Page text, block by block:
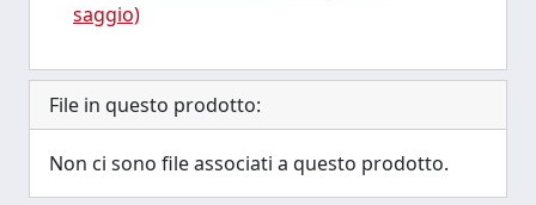
saggio)
File in questo prodotto:
Non ci sono file associati a questo prodotto.